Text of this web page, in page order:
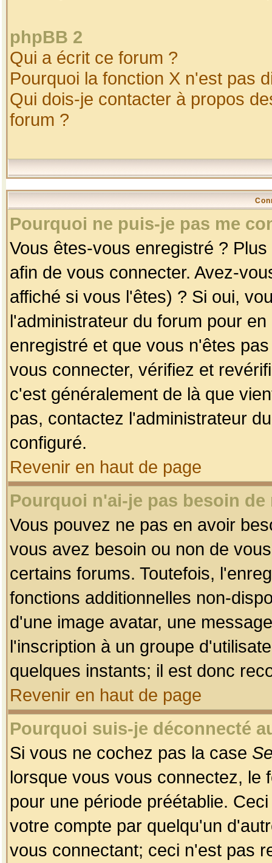
phpBB 2
Qui a écrit ce forum ?
Pourquoi la fonction X n'est pas
Qui dois-je contacter à propos
forum ?
Pourquoi ne puis-je pas me
Vous êtes-vous enregistré ?
afin de vous connecter. Avez-
affiché si vous l'êtes) ? Si oui,
l'administrateur du forum pour
enregistré et que vous n'êtes
vous connecter, vérifiez et
c'est généralement de là que
pas, contactez l'administrateur
configuré.
Revenir en haut de page
Pourquoi n'ai-je pas besoin
Vous pouvez ne pas en avoir
vous avez besoin ou non de
certains forums. Toutefois,
fonctions additionnelles non-
d'une image avatar, une
l'inscription à un groupe
quelques instants; il est donc
Revenir en haut de page
Pourquoi suis-je déconnecté
Si vous ne cochez pas la case
lorsque vous vous connectez, le
pour une période préétablie.
votre compte par quelqu'un
vous connectant; ceci n'est pas